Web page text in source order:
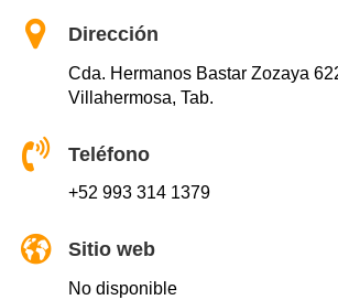
Dirección
Cda. Hermanos Bastar Zozaya
Villahermosa, Tab.
Teléfono
+52 993 314 1379
Sitio web
No disponible